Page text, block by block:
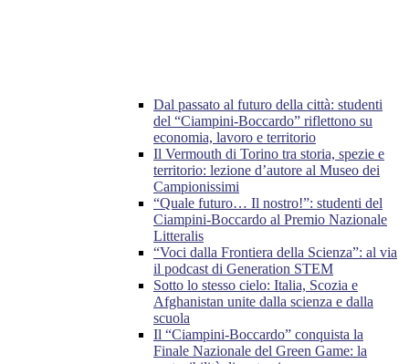
Dal passato al futuro della città: studenti
del “Ciampini-Boccardo” riflettono su
economia, lavoro e territorio
Il Vermouth di Torino tra storia, spezie e
territorio: lezione d’autore al Museo dei
Campionissimi
“Quale futuro… Il nostro!”: studenti del
Ciampini-Boccardo al Premio Nazionale
Litteralis
“Voci dalla Frontiera della Scienza”: al via
il podcast di Generation STEM
Sotto lo stesso cielo: Italia, Scozia e
Afghanistan unite dalla scienza e dalla
scuola
Il “Ciampini-Boccardo” conquista la
Finale Nazionale del Green Game: la